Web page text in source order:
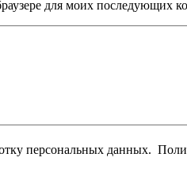
для моих последующих
персональных данных.